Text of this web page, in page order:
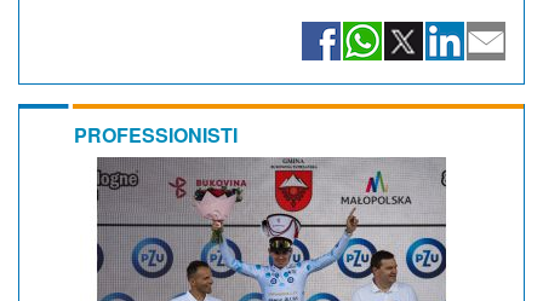
PROFESSIONISTI